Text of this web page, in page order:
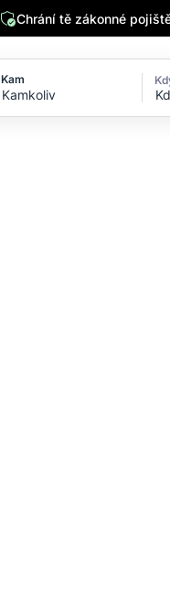
Chrání tě zákonné
Kam